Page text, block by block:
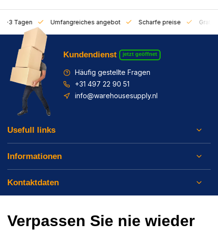
1-3 Tagen Umfangreiches angebot Scharfe preise Gratis
Kundendienst jetzt geöffnet
Häufig gestellte Fragen
+31 497 22 90 51
info@warehousesupply.nl
Usefull links
Informationen
Kontaktdaten
Verpassen Sie nie wieder